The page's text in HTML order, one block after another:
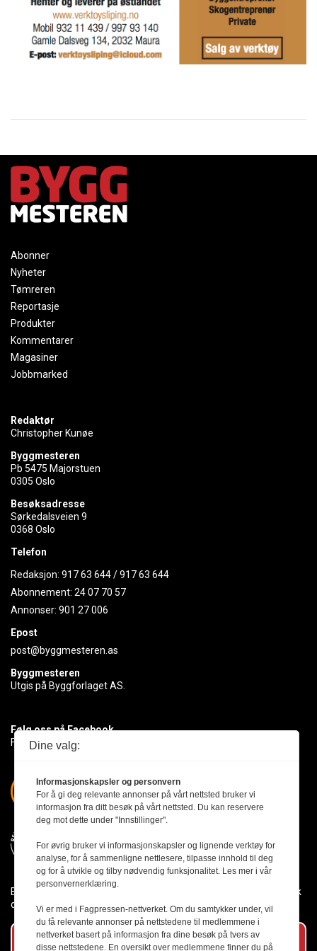
Abonner
Nyheter
Tømreren
Reportasje
Produkter
Kommentarer
Magasiner
Jobbmarked
Redaktør
Christopher Kunøe
Byggmesteren
Pb 5475 Majorstuen
0305 Oslo
Besøksadresse
Sørkedalsveien 9
0368 Oslo
Telefon
Redaksjon: 917 63 644/917 63 644
Abonnement: 24 07 70 57
Annonser: 901 27 006
Epost
post@byggmesteren.as
Byggmesteren
Utgis på Byggforlaget AS.
Følg oss på Facebook
Få med deg det siste innen byggebransjen
Byggmesteren følger Vær Varsom-plakaten og presseetikken slik
den er nedfelt i Redaktørplakaten.
Abonner på vårt nyhetsbrev
Dine valg:
Informasjonskapsler og personvern
For å gi deg relevante annonser på vårt nettsted bruker vi
informasjon fra ditt besøk på vårt nettsted. Du kan reservere
deg mot dette under "Innstillinger".
For øvrig bruker vi informasjonskapsler og lignende verktøy for
analyse, for å sammenligne nettlesere, tilpasse innhold til deg
og for å utvikle og tilby nødvendig funksjonalitet. Les mer i vår
personvernerklæring.
Vi er med i Fagpressen-nettverket. Om du samtykker under, vil
du få relevante annonser på nettstedene til medlemmene i
nettverket basert på informasjon fra dine besøk på tvers av
disse nettstedene. En oversikt over medlemmene finner du på